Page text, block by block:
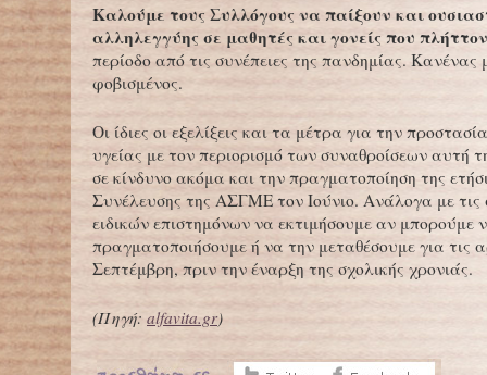
Καλούμε τους Συλλόγους να παίξουν και
αλληλεγγύης σε μαθητές και γονείς που
περίοδο από τις συνέπειες της πανδημίας. Κανένας
φοβισμένος.
Οι ίδιες οι εξελίξεις και τα μέτρα για την
υγείας με τον περιορισμό των συναθροίσεων αυτή
σε κίνδυνο ακόμα και την πραγματοποίηση της
Συνέλευσης της ΑΣΓΜΕ τον Ιούνιο. Ανάλογα με τις
ειδικών επιστημόνων να εκτιμήσουμε αν μπορούμε
πραγματοποιήσουμε ή να την μεταθέσουμε για τις
Σεπτέμβρη, πριν την έναρξη της σχολικής χρονιάς.
(Πηγή: alfavita.gr)